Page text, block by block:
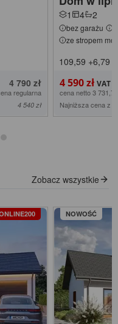
4 790 zł
regularna
4 540 zł
1 4 2
bez garażu
ze stropem
109,59 +6,79
4 590 zł
cena netto 3
Najniższa cena z
Zobacz wszystkie
NOWOŚĆ